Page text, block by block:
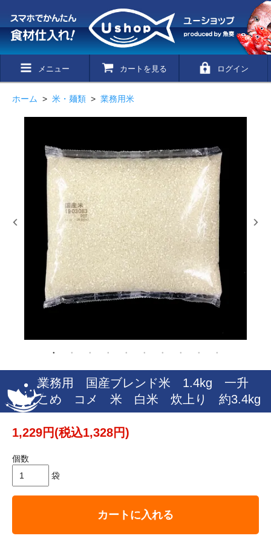
メニュー カートを見る ログイン
ホーム > 米・麺類 > 業務用米
業務用 国産ブレンド米 1.4kg 一升
こめ コメ 米 白米 炊上り 約3.4kg
1,229円(税込1,328円)
個数
袋
カートに入れる